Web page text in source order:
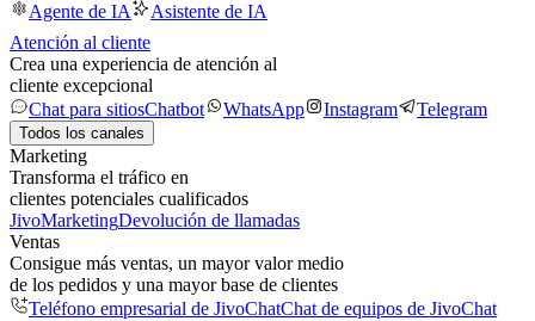
Agente de IA
Asistente de IA
Atención al cliente
Crea una experiencia de atención al
cliente excepcional
Chat para sitiosChatbot WhatsApp Instagram Telegram
Todos los canales
Marketing
Transforma el tráfico en
clientes potenciales cualificados
JivoMarketingDevolución de llamadas
Ventas
Consigue más ventas, un mayor valor medio
de los pedidos y una mayor base de clientes
Teléfono empresarial de JivoChatChat de equipos de JivoChat